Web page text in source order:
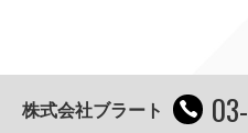
株式会社ブラート